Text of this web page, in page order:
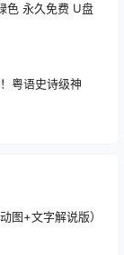
色 永久免费 U盘
粤语史诗级神
图+文字解说版）